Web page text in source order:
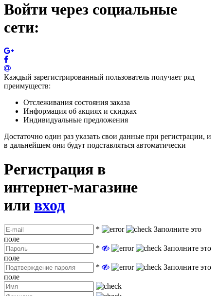
Войти через социальные
сети:
Каждый зарегистрированный пользователь получает ряд
преимуществ:
Отслеживания состояния заказа
Информация об акциях и скидках
Индивидуальные предложения
Достаточно один раз указать свои данные при регистрации, и
в дальнейшем они будут подставляться автоматически
Регистрация в
интернет-магазине
или вход
*
Заполните это
поле
*
Заполните это
поле
*
Заполните это
поле